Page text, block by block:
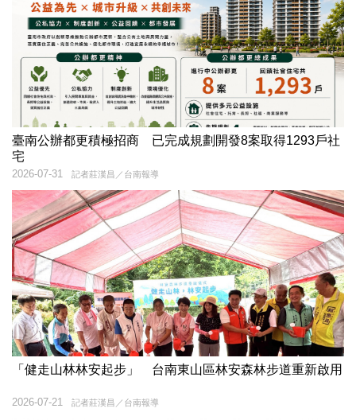
臺南公辦都更積極招商 已完成規劃開發8案取得1293戶社
宅
記者莊漢昌／台南報導
2026-07-31
「健走山林林安起步」 台南東山區林安森林步道重新啟用
記者莊漢昌／台南報導
2026-07-21